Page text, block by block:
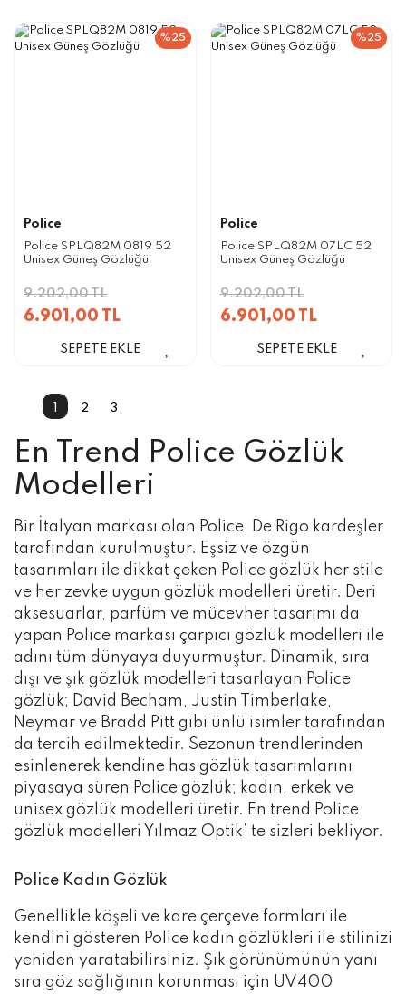
%25
Police
Police SPLQ82M 0819 52
Unisex Güneş Gözlüğü
9.202,00 TL
6.901,00 TL
SEPETE EKLE
%25
Police
Police SPLQ82M 07LC 52
Unisex Güneş Gözlüğü
9.202,00 TL
6.901,00 TL
SEPETE EKLE
2 3
En Trend Police Gözlük
Modelleri
Bir İtalyan markası olan Police, De Rigo kardeşler
tarafından kurulmuştur. Eşsiz ve özgün
tasarımları ile dikkat çeken Police gözlük her stile
ve her zevke uygun gözlük modelleri üretir. Deri
aksesuarlar, parfüm ve mücevher tasarımı da
yapan Police markası çarpıcı gözlük modelleri ile
adını tüm dünyaya duyurmuştur. Dinamik, sıra
dışı ve şık gözlük modelleri tasarlayan Police
gözlük; David Becham, Justin Timberlake,
Neymar ve Bradd Pitt gibi ünlü isimler tarafından
da tercih edilmektedir. Sezonun trendlerinden
esinlenerek kendine has gözlük tasarımlarını
piyasaya süren Police gözlük; kadın, erkek ve
unisex gözlük modelleri üretir. En trend Police
gözlük modelleri Yılmaz Optik’ te sizleri bekliyor.
Police Kadın Gözlük
Genellikle köşeli ve kare çerçeve formları ile
kendini gösteren Police kadın gözlükleri ile stilinizi
yeniden yaratabilirsiniz. Şık görünümünün yanı
sıra göz sağlığının korunması için UV400